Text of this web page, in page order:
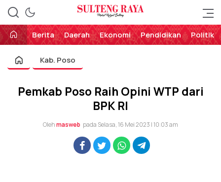
Sulteng Raya
Perekat Rakyat Sulteng
Berita
Daerah Ekonomi Pendidikan Politik
Kab. Poso
Pemkab Poso Raih Opini WTP dari
BPK RI
Olehmasweb pada Selasa, 16 Mei 2023 | 10:03 am